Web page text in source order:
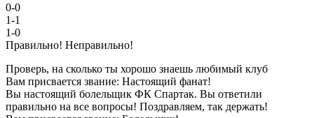
0-0
1-1
1-0
Правильно! Неправильно!
Проверь, на сколько ты хорошо знаешь любимый клуб
Вам присвается звание: Настоящий фанат!
Вы настоящий болельщик ФК Спартак. Вы ответили
правильно на все вопросы! Поздравляем, так держать!